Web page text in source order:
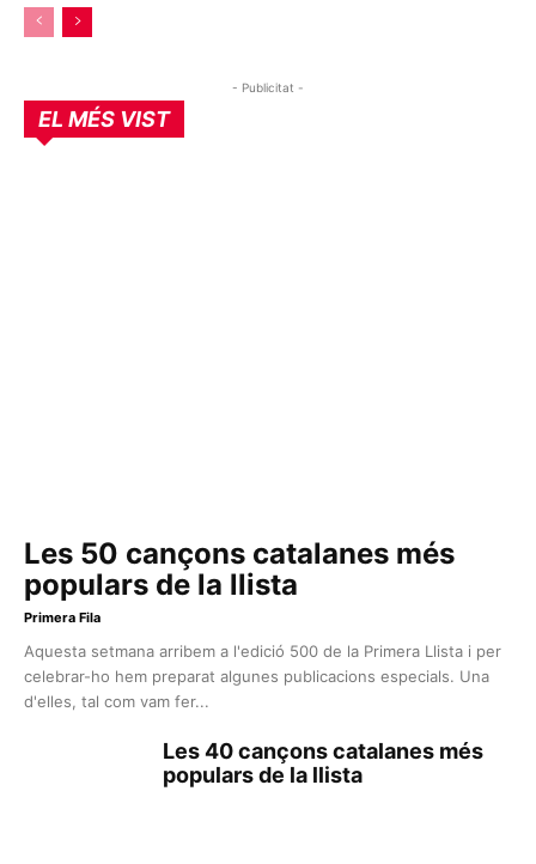
- Publicitat -
EL MÉS VIST
Les 50 cançons catalanes més
populars de la llista
Primera Fila
Aquesta setmana arribem a l'edició 500 de la Primera Llista i per
celebrar-ho hem preparat algunes publicacions especials. Una
d'elles, tal com vam fer...
Les 40 cançons catalanes més
populars de la llista